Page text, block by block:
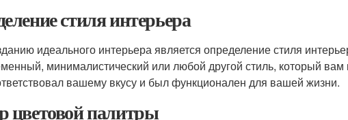
стиля интерьера
идеального интерьера является определение стиля
минималистический или любой другой стиль, который
вашему вкусу и был функционален для вашей жизни.
палитры